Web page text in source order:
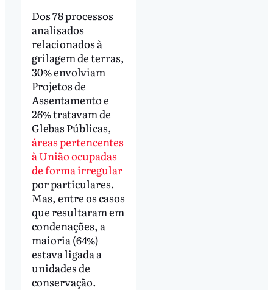
Dos 78 processos
analisados
relacionados à
grilagem de terras,
30% envolviam
Projetos de
Assentamento e
26% tratavam de
Glebas Públicas,
áreas pertencentes
à União ocupadas
de forma irregular
por particulares.
Mas, entre os casos
que resultaram em
condenações, a
maioria (64%)
estava ligada a
unidades de
conservação.